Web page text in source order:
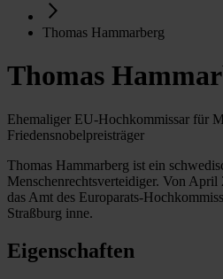
Thomas Hammarberg
Thomas
Ehemaliger EU-Hochkommissar für
Friedensnobelpreisträger
Thomas Hammarberg ist ein
Menschenrechtsverteidiger. Von
das Amt des Europarats-
Straßburg inne.
Eigenschaften